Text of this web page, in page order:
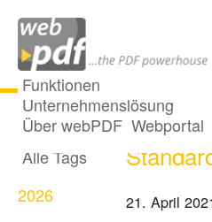
Funktionen
Unternehmenslösung
Über webPDF Webportal
Alle Beiträge
Alle Tags
2026
Die
21. April